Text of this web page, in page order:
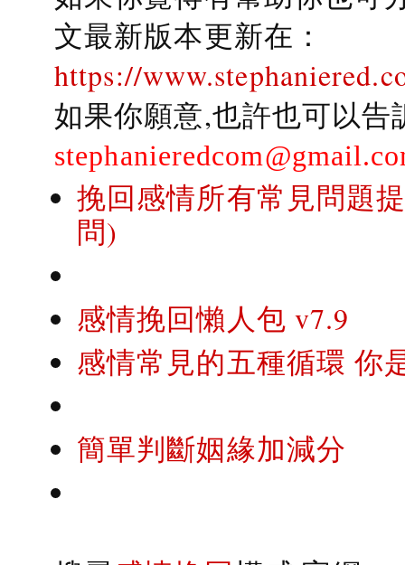
文最新版本更新在：
https://
如果你願意,也許也可以
挽回感情所有常見問題
問)
感情挽回懶人包 v7.9
感情常見的五種循環 你
簡單判斷姻緣加減分